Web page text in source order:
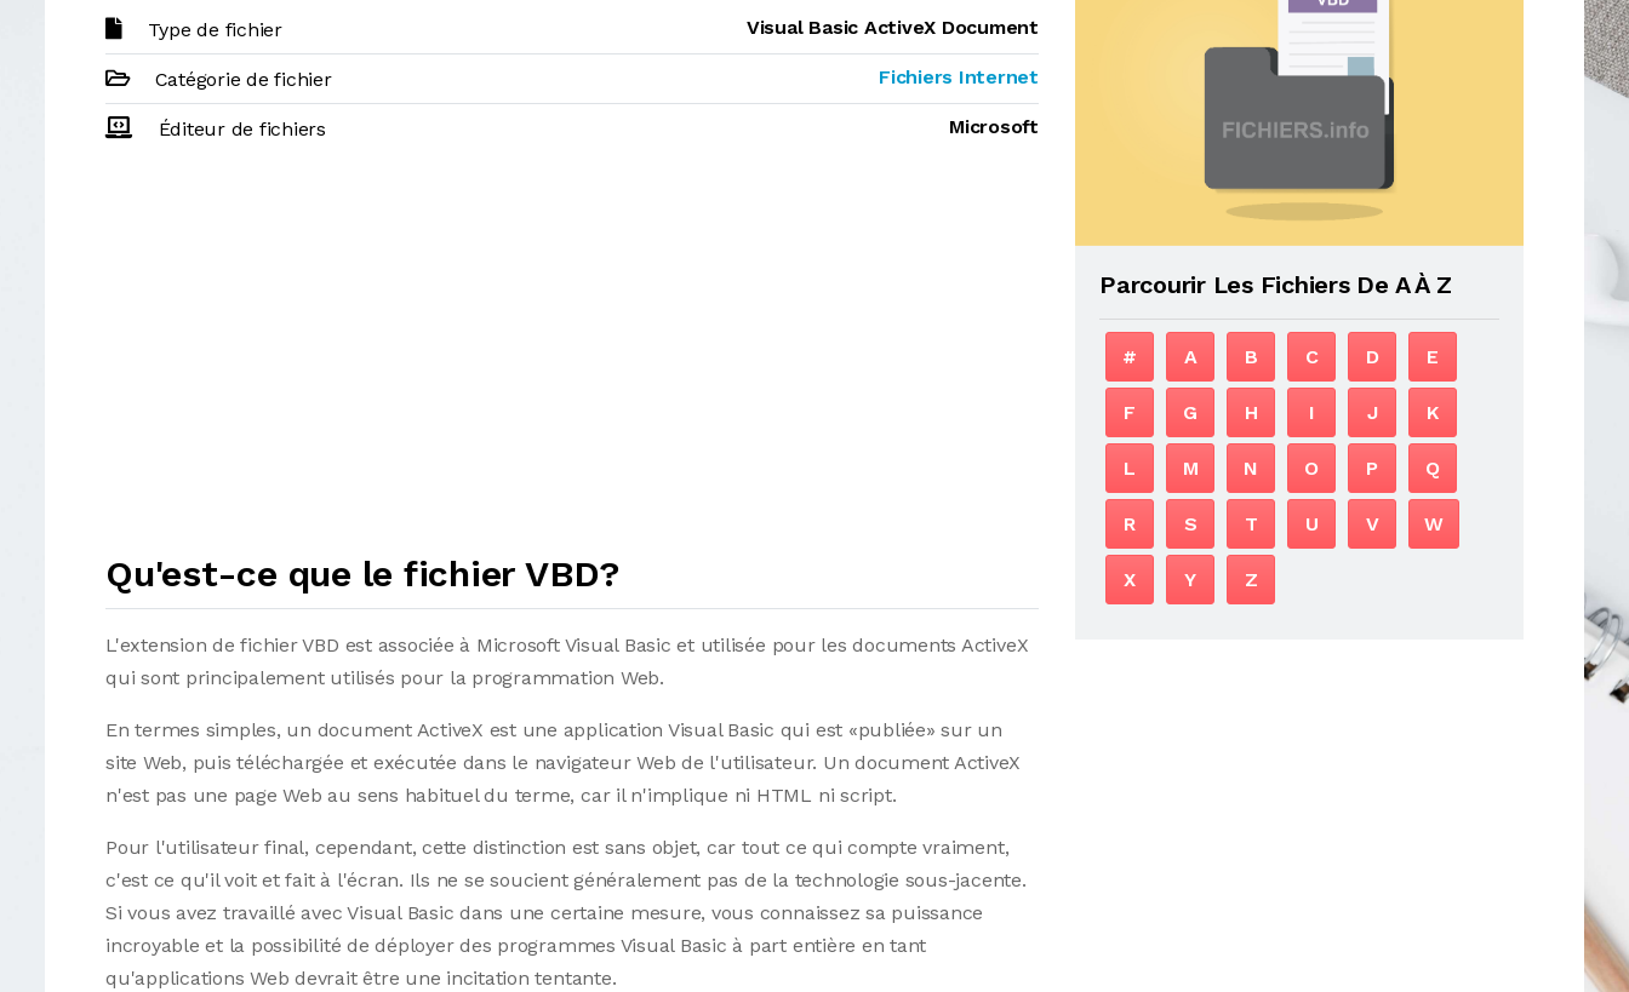
Type de fichier Visual Basic ActiveX Document
Catégorie de fichier Fichiers Internet
Éditeur de fichiers Microsoft
Qu'est-ce que le fichier VBD?
L'extension de fichier VBD est associée à Microsoft Visual Basic et utilisée pour les documents ActiveX
qui sont principalement utilisés pour la programmation Web.
En termes simples, un document ActiveX est une application Visual Basic qui est «publiée» sur un
site Web, puis téléchargée et exécutée dans le navigateur Web de l'utilisateur. Un document ActiveX
n'est pas une page Web au sens habituel du terme, car il n'implique ni HTML ni script.
Pour l'utilisateur final, cependant, cette distinction est sans objet, car tout ce qui compte vraiment,
c'est ce qu'il voit et fait à l'écran. Ils ne se soucient généralement pas de la technologie sous-jacente.
Si vous avez travaillé avec Visual Basic dans une certaine mesure, vous connaissez sa puissance
incroyable et la possibilité de déployer des programmes Visual Basic à part entière en tant
qu'applications Web devrait être une incitation tentante.
Parcourir Les Fichiers De A À Z
# A B C D E
F G H I J K
L M N O P Q
R S T U V W
X Y Z